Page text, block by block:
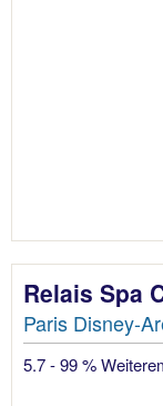
Relais Spa
Paris Disney-
5.7 - 99 %